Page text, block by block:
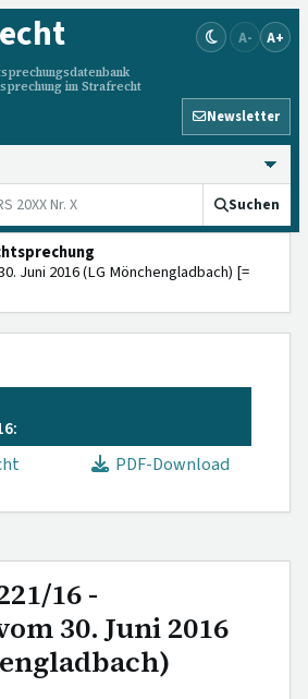
im Strafrecht
A- A+
Newsletter
Suchen
Juni 2016 (LG Mönchengladbach) [=
PDF-Download
16 -
30. Juni 2016